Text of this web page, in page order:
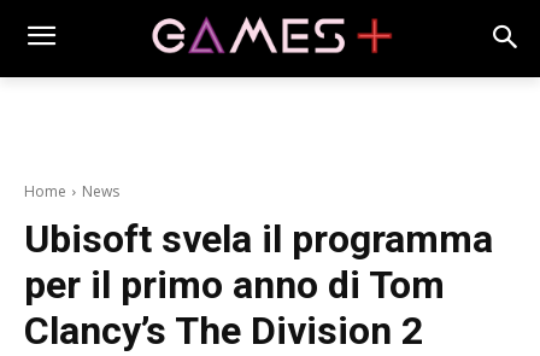
Home News
Ubisoft svela il programma
per il primo anno di Tom
Clancy’s The Division 2